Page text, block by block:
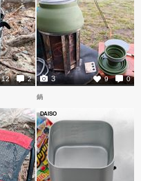
12 2 9 0
3
鍋
DAISO